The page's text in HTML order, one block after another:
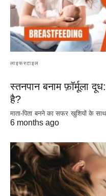
लाइफस्टाइल
स्तनपान बनाम फ़ॉर्मूला
है?
माता-पिता बनने का सफर खुशियों के
6 months ago